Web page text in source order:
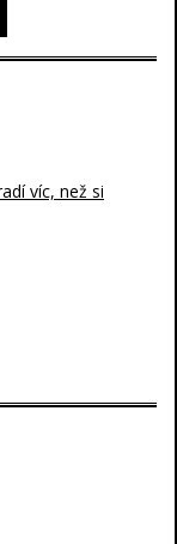
víc, než si